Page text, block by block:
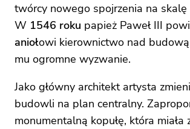
twórcy nowego spojrzenia na skalę
W 1546 roku papież Paweł III
aniołowi kierownictwo nad
mu ogromne wyzwanie.
Jako główny architekt artysta
budowli na plan centralny.
monumentalną kopułę, która miała